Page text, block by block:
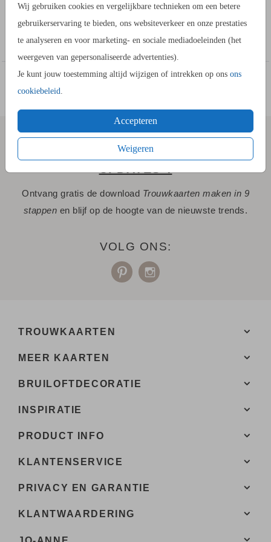
Wij gebruiken cookies en vergelijkbare technieken om een betere
gebruikerservaring te bieden, ons websiteverkeer en onze prestaties
te analyseren en voor marketing- en sociale mediadoeleinden (het
weergeven van gepersonaliseerde advertenties).
Je kunt jouw toestemming altijd wijzigen of intrekken op ons ons
cookiebeleid.
Accepteren
Weigeren
ongeveer een visitekaartje. Leg deze mooi bij een dinerbord
neer. In de kaartopmaker kun je zelf een ontwerp maken.
Formaat
afmeting: 8x5 cm
aantal: 10 per vel
Selecteer voordat je de editor in gaat het aantal vellen dat je
wilt bewerken.
SCHRIJF JE IN VOOR "STIJLVOLLE
Ontvang gratis de download Trouwkaarten maken in 9
stappen en blijf op de hoogte van de nieuwste trends.
VOLG ONS:
TROUWKAARTEN
MEER KAARTEN
BRUILOFTDECORATIE
INSPIRATIE
PRODUCT INFO
KLANTENSERVICE
PRIVACY EN GARANTIE
KLANTWAARDERING